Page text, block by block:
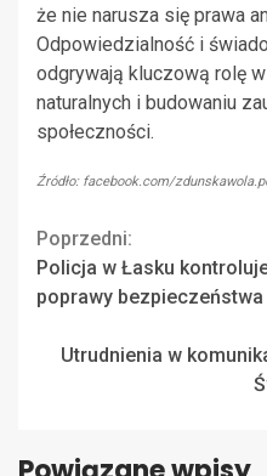
że nie narusza się prawa
Odpowiedzialność i
odgrywają kluczową rolę
naturalnych i budowaniu
społeczności.
Źródło: facebook.com/
Continue
Reading
Poprzedni:
Policja w Łasku
poprawy
Utrudnienia w